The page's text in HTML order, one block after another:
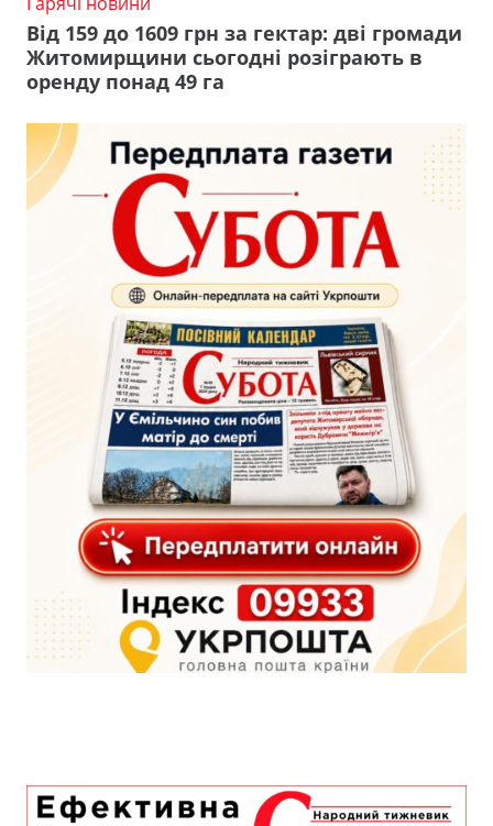
Від 159 до 1609 грн за гектар: дві громади
Житомирщини сьогодні розіграють в
оренду понад 49 га